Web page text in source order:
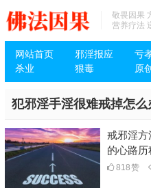
敬畏因果
营养疗法
网站首页 邪淫报应 亏
杀业
狠毒 原创
犯邪淫手淫很难戒掉怎么
戒邪淫
的心路历
818赞